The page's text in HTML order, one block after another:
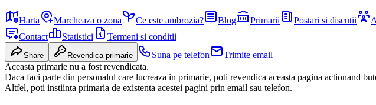
Harta Marcheaza o zona Ce este ambrozia? Blog Primarii Postari si discutii
Contact
Statistici Termeni si conditii
Share Revendica primarie Suna pe telefon
Trimite email
Aceasta primarie nu a fost revendicata.
Daca faci parte din personalul care lucreaza in primarie, poti revendica aceasta pagina actionand
Altfel, poti instiinta primaria de existenta acestei pagini prin email sau telefon.